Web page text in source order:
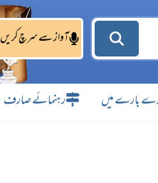
آواز سے سرچ کریں
بارے میں رہنمائے صارف